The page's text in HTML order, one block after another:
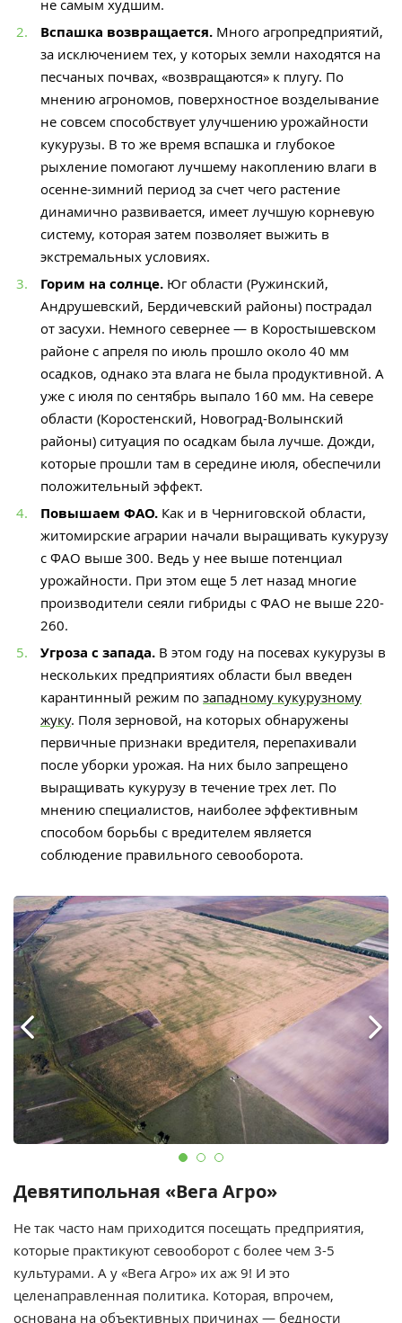
не самым худшим.
Вспашка возвращается. Много агропредприятий,
за исключением тех, у которых земли находятся на
песчаных почвах, «возвращаются» к плугу. По
мнению агрономов, поверхностное возделывание
не совсем способствует улучшению урожайности
кукурузы. В то же время вспашка и глубокое
рыхление помогают лучшему накоплению влаги в
осенне-зимний период за счет чего растение
динамично развивается, имеет лучшую корневую
систему, которая затем позволяет выжить в
экстремальных условиях.
Горим на солнце. Юг области (Ружинский,
Андрушевский, Бердичевский районы) пострадал
от засухи. Немного севернее — в Коростышевском
районе с апреля по июль прошло около 40 мм
осадков, однако эта влага не была продуктивной. А
уже с июля по сентябрь выпало 160 мм. На севере
области (Коростенский, Новоград-Волынский
районы) ситуация по осадкам была лучше. Дожди,
которые прошли там в середине июля, обеспечили
положительный эффект.
Повышаем ФАО. Как и в Черниговской области,
житомирские аграрии начали выращивать кукурузу
с ФАО выше 300. Ведь у нее выше потенциал
урожайности. При этом еще 5 лет назад многие
производители сеяли гибриды с ФАО не выше 220-
260.
Угроза с запада. В этом году на посевах кукурузы в
нескольких предприятиях области был введен
карантинный режим по западному кукурузному
жуку. Поля зерновой, на которых обнаружены
первичные признаки вредителя, перепахивали
после уборки урожая. На них было запрещено
выращивать кукурузу в течение трех лет. По
мнению специалистов, наиболее эффективным
способом борьбы с вредителем является
соблюдение правильного севооборота.
Девятипольная «Вега Агро»
Не так часто нам приходится посещать предприятия,
которые практикуют севооборот с более чем 3-5
культурами. А у «Вега Агро» их аж 9! И это
целенаправленная политика. Которая, впрочем,
основана на объективных причинах — бедности